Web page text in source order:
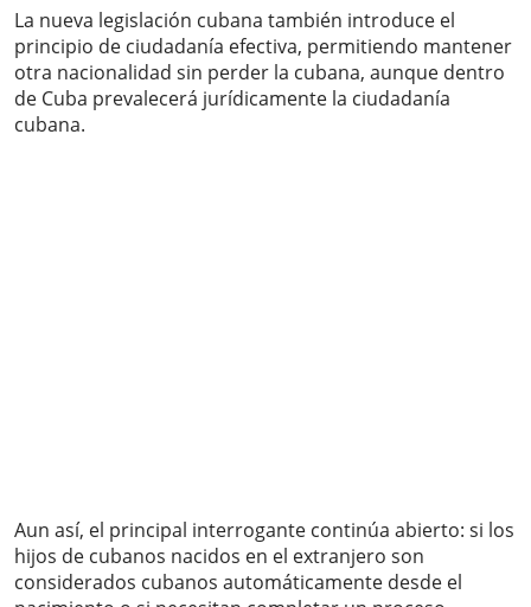
La nueva legislación cubana también introduce el
principio de ciudadanía efectiva, permitiendo mantener
otra nacionalidad sin perder la cubana, aunque dentro
de Cuba prevalecerá jurídicamente la ciudadanía
cubana.
Aun así, el principal interrogante continúa abierto: si los
hijos de cubanos nacidos en el extranjero son
considerados cubanos automáticamente desde el